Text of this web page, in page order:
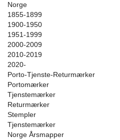
Norge
1855-1899
1900-1950
1951-1999
2000-2009
2010-2019
2020-
Porto-Tjenste-Returmærker
Portomærker
Tjenstemærker
Returmærker
Stempler
Tjenstemærker
Norge Årsmapper